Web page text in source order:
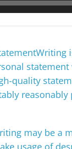
quality
reasonably
may be a
usage of